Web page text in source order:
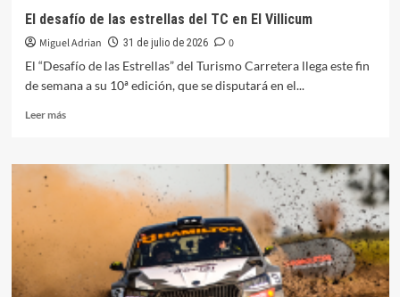
El desafío de las estrellas del TC en El Villicum
Miguel Adrian 31 de julio de 2026
0
El “Desafío de las Estrellas” del Turismo Carretera llega este fin
de semana a su 10ª edición, que se disputará en el...
Leer másLeer
El
desafío